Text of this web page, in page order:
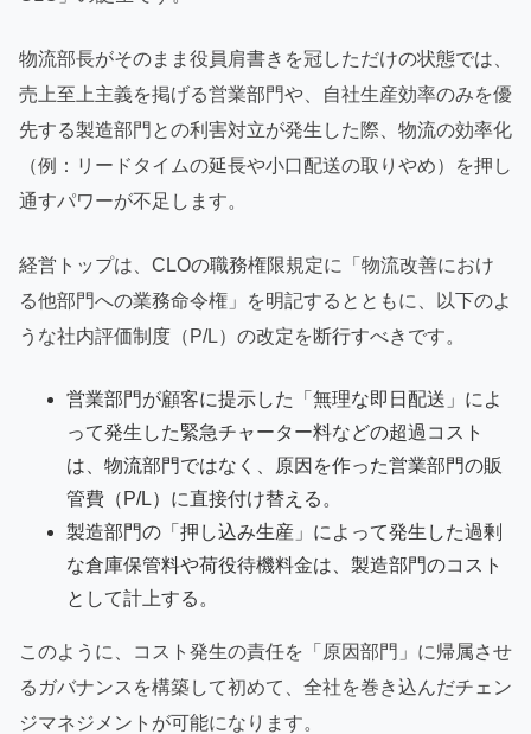
物流部長がそのまま役員肩書きを冠しただけの状態では、
売上至上主義を掲げる営業部門や、自社生産効率のみを優
先する製造部門との利害対立が発生した際、物流の効率化
（例：リードタイムの延長や小口配送の取りやめ）を押し
通すパワーが不足します。
経営トップは、CLOの職務権限規定に「物流改善におけ
る他部門への業務命令権」を明記するとともに、以下のよ
うな社内評価制度（P/L）の改定を断行すべきです。
営業部門が顧客に提示した「無理な即日配送」によ
って発生した緊急チャーター料などの超過コスト
は、物流部門ではなく、原因を作った営業部門の販
管費（P/L）に直接付け替える。
製造部門の「押し込み生産」によって発生した過剰
な倉庫保管料や荷役待機料金は、製造部門のコスト
として計上する。
このように、コスト発生の責任を「原因部門」に帰属させ
るガバナンスを構築して初めて、全社を巻き込んだチェン
ジマネジメントが可能になります。